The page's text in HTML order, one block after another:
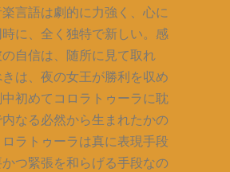
言語は劇的に力強く、心に
に、全く独特で新しい。感
自信は、随所に見て取れ
は、夜の女王が勝利を収め
初めてコロラトゥーラに耽
なる必然から生まれたかの
ラトゥーラは真に表現手段
つ緊張を和らげる手段なの